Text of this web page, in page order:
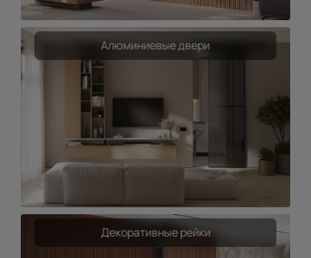
Алюминиевые двери
Декоративные рейки